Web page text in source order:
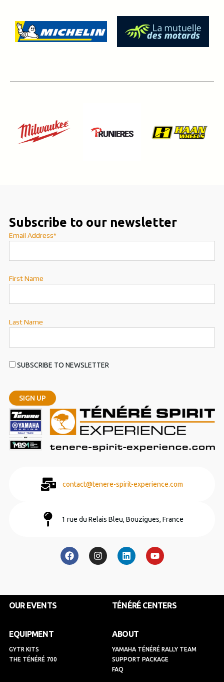
contact@tenere-spirit-experience.com
1 rue du Relais Bleu, Bouzigues, France
a
c
e
o
n
s
t
r
i
n
k
i
n
o
u
t
e
Subscribe to our newsletter
Email Address*
First Name
Last Name
SUBSCRIBE TO NEWSLETTER
OUR EVENTS TÉNÉRÉ CENTERS
EQUIPMENT
GYTR KITS
THE TÉNÉRÉ 700
ABOUT
YAMAHA TÉNÉRÉ RALLY TEAM
SUPPORT PACKAGE
FAQ